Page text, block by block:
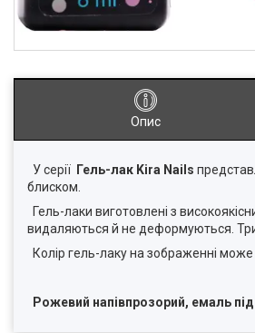
Опис
У серії Гель-лак Kira Nails
блиском.
Гель-лаки виготовлені з
видаляються й не деформуються.
Колір гель-лаку на зображенні може
Рожевий напівпрозорий, емаль